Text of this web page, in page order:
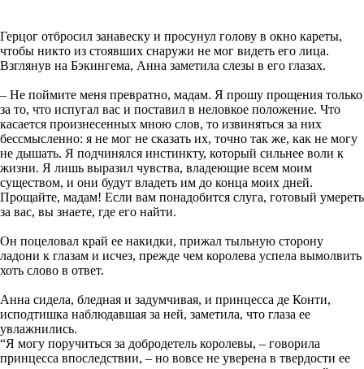
Герцог отбросил занавеску и просунул голову в окно кареты,
чтобы никто из стоявших снаружи не мог видеть его лица.
Взглянув на Бэкингема, Анна заметила слезы в его глазах.
– Не поймите меня превратно, мадам. Я прошу прощения только
за то, что испугал вас и поставил в неловкое положение. Что
касается произнесенных мною слов, то извиняться за них
бессмысленно: я не мог не сказать их, точно так же, как не могу
не дышать. Я подчинялся инстинкту, который сильнее воли к
жизни. Я лишь выразил чувства, владеющие всем моим
существом, и они будут владеть им до конца моих дней.
Прощайте, мадам! Если вам понадобится слуга, готовый умереть
за вас, вы знаете, где его найти.
Он поцеловал край ее накидки, прижал тыльную сторону
ладони к глазам и исчез, прежде чем королева успела вымолвить
хоть слово в ответ.
Анна сидела, бледная и задумчивая, и принцесса де Конти,
исподтишка наблюдавшая за ней, заметила, что глаза ее
увлажнились.
“Я могу поручиться за добродетель королевы, – говорила
принцесса впоследствии, – но вовсе не уверена в твердости ее